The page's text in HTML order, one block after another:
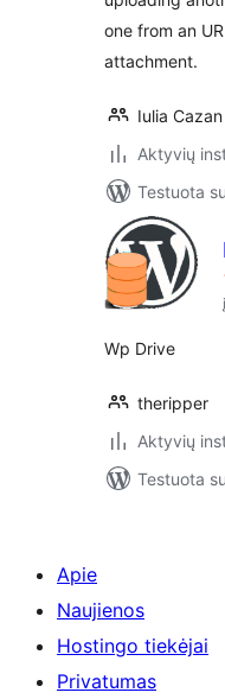
one from an
attachment.
Iulia Cazan
Aktyvių
Testuota
Wp Drive
theripper
Aktyvių
Testuota
Apie
Naujienos
Hostingo tiekėjai
Privatumas